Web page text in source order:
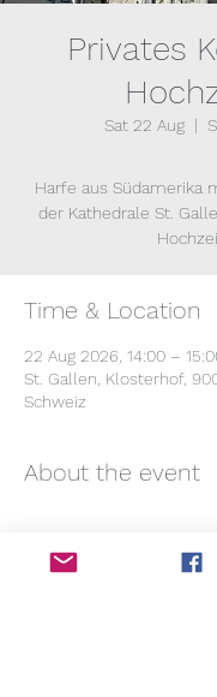
Privates
Sat 22 Aug
  |
Harfe aus Südamerika
der Kathedrale St.
Time & Location
22 Aug 2026, 14:00 –
St. Gallen, Klosterhof,
Schweiz
About the event
Gallen, Dom Sant Gallen.